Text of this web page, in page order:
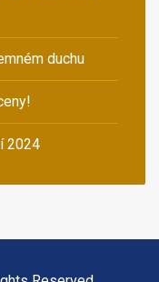
duchu
2024